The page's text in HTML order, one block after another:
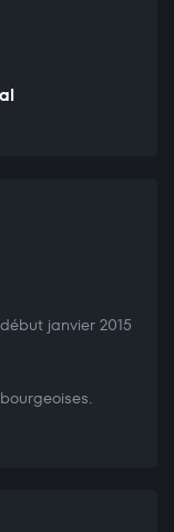
janvier 2015